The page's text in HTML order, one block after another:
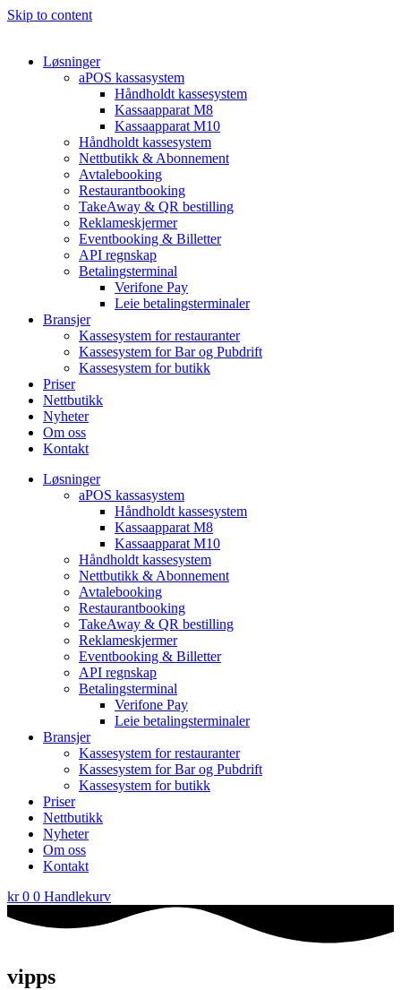
Skip to content
Løsninger
aPOS kassasystem
Håndholdt kassesystem
Kassaapparat M8
Kassaapparat M10
Håndholdt kassesystem
Nettbutikk & Abonnement
Avtale­booking
Restaurantbooking
TakeAway & QR bestilling
Reklameskjermer
Eventbooking & Billetter
API regnskap
Betalingsterminal
Verifone Pay
Leie betalingsterminaler
Bransjer
Kassesystem for restauranter
Kassesystem for Bar og Pubdrift
Kassesystem for butikk
Priser
Nettbutikk
Nyheter
Om oss
Kontakt
Løsninger
aPOS kassasystem
Håndholdt kassesystem
Kassaapparat M8
Kassaapparat M10
Håndholdt kassesystem
Nettbutikk & Abonnement
Avtale­booking
Restaurantbooking
TakeAway & QR bestilling
Reklameskjermer
Eventbooking & Billetter
API regnskap
Betalingsterminal
Verifone Pay
Leie betalingsterminaler
Bransjer
Kassesystem for restauranter
Kassesystem for Bar og Pubdrift
Kassesystem for butikk
Priser
Nettbutikk
Nyheter
Om oss
Kontakt
kr0 0 Handlekurv
vipps